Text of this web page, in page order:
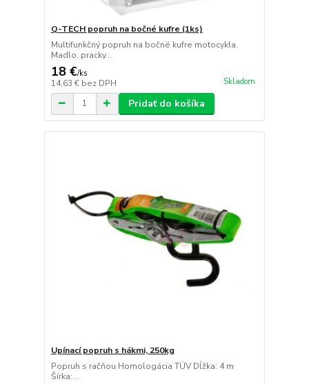
Q-TECH popruh na bočné kufre (1ks)
Multifunkčný popruh na bočné kufre motocykla.
Madlo, pracky...
18 €/ks
14,63 € bez DPH Skladom
Pridať do košíka
Upínací popruh s hákmi, 250kg
Popruh s račňou Homologácia TÜV Dĺžka: 4 m
Šírka:...